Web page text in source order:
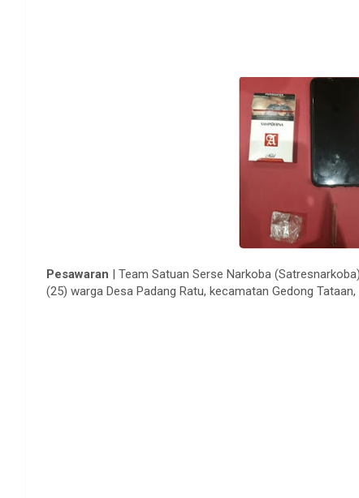
Pesawaran | Team Satuan Serse Narkoba
(25) warga Desa Padang Ratu, kecamatan Gedong